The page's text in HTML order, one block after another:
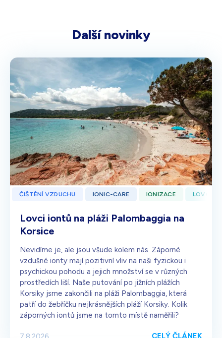
Další novinky
ČIŠTĚNÍ VZDUCHU IONIC-CARE IONIZACE LOVCI
Lovci iontů na pláži Palombaggia na
Korsice
Nevidíme je, ale jsou všude kolem nás. Záporné
vzdušné ionty mají pozitivní vliv na naši fyzickou i
psychickou pohodu a jejich množství se v různých
prostředích liší. Naše putování po jižních plážích
Korsiky jsme zakončili na pláži Palombaggia, která
patří do žebříčku nejkrásnějších pláží Korsiky. Kolik
záporných iontů jsme na tomto místě naměřili?
CELÝ ČLÁNEK